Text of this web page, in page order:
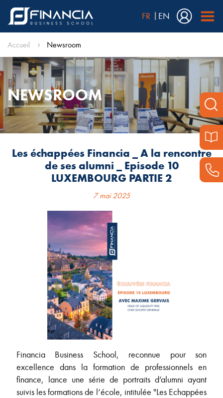
FR EN
Accueil Newsroom
NEWSROOM
Les échappées Financia _ A la rencontre
de ses alumni _ Episode 10
LUXEMBOURG PARTIE 2
7 mai 2025
Financia Business School, reconnue pour son
excellence dans la formation de professionnels en
finance, lance une série de portraits d’alumni ayant
suivis les formations de l’école, intitulée "Les Echappées